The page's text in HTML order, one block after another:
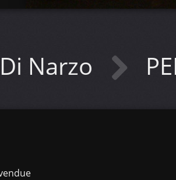
Narzo